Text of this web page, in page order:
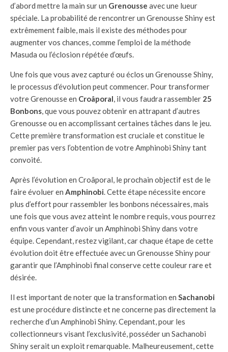
d’abord mettre la main sur un Grenousse avec une lueur
spéciale. La probabilité de rencontrer un Grenousse Shiny est
extrêmement faible, mais il existe des méthodes pour
augmenter vos chances, comme l’emploi de la méthode
Masuda ou l’éclosion répétée d’œufs.
Une fois que vous avez capturé ou éclos un Grenousse Shiny,
le processus d’évolution peut commencer. Pour transformer
votre Grenousse en Croâporal, il vous faudra rassembler 25
Bonbons, que vous pouvez obtenir en attrapant d’autres
Grenousse ou en accomplissant certaines tâches dans le jeu.
Cette première transformation est cruciale et constitue le
premier pas vers l’obtention de votre Amphinobi Shiny tant
convoité.
Après l’évolution en Croâporal, le prochain objectif est de le
faire évoluer en Amphinobi. Cette étape nécessite encore
plus d’effort pour rassembler les bonbons nécessaires, mais
une fois que vous avez atteint le nombre requis, vous pourrez
enfin vous vanter d’avoir un Amphinobi Shiny dans votre
équipe. Cependant, restez vigilant, car chaque étape de cette
évolution doit être effectuée avec un Grenousse Shiny pour
garantir que l’Amphinobi final conserve cette couleur rare et
désirée.
Il est important de noter que la transformation en Sachanobi
est une procédure distincte et ne concerne pas directement la
recherche d’un Amphinobi Shiny. Cependant, pour les
collectionneurs visant l’exclusivité, posséder un Sachanobi
Shiny serait un exploit remarquable. Malheureusement, cette